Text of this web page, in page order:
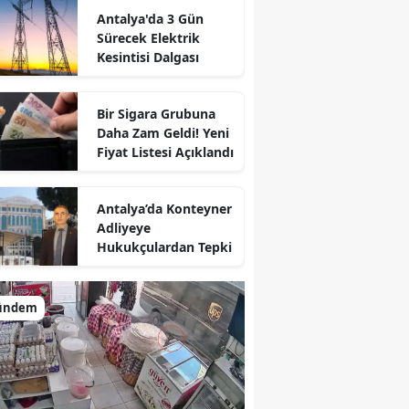
Antalya'da 3 Gün
Sürecek Elektrik
Kesintisi Dalgası
Bir Sigara Grubuna
Daha Zam Geldi! Yeni
Fiyat Listesi Açıklandı
Antalya’da Konteyner
Adliyeye
Hukukçulardan Tepki